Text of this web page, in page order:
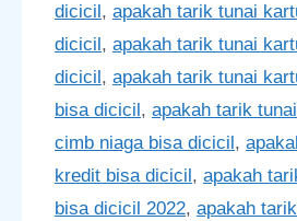
dicicil , apakah tarik tunai
dicicil , apakah tarik tunai
dicicil , apakah tarik tunai
bisa dicicil , apakah tarik
cimb niaga bisa dicicil ,
kredit bisa dicicil , apakah
bisa dicicil 2022, apakah